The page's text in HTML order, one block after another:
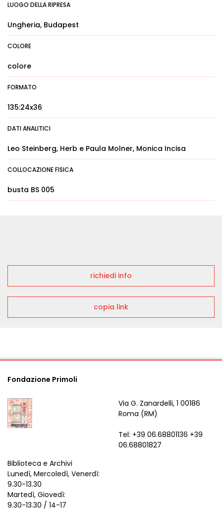
LUOGO DELLA RIPRESA
Ungheria, Budapest
COLORE
colore
FORMATO
135:24x36
DATI ANALITICI
Leo Steinberg, Herb e Paula Molner, Monica Incisa
COLLOCAZIONE FISICA
busta BS 005
richiedi info
copia link
Fondazione Primoli
Via G. Zanardelli, 1 00186
Roma (RM)
Tel: +39 06.68801136 +39
06.68801827
Biblioteca e Archivi
Lunedì, Mercoledì, Venerdì:
9.30-13.30
Martedì, Giovedì:
9.30-13.30 / 14-17